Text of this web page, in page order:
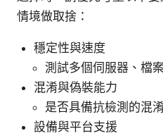
情境做取捨：
穩定性與速度
測試多個伺服器、檔
混淆與偽裝能力
是否具備抗檢測的混
設備與平台支援